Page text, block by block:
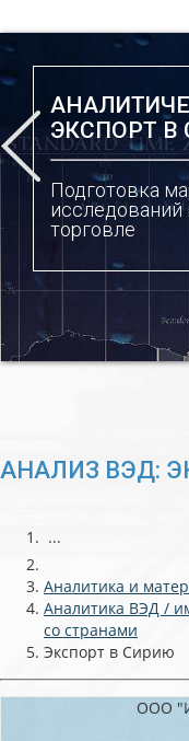
ЭКСПОРТ В
Подготовка
исследований
торговле
АНАЛИЗ ВЭД:
...
Аналитика и
Аналитика ВЭД /
со странами
Экспорт в Сирию
ООО